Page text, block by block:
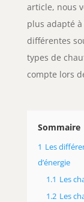
article, nous
plus adapté
différentes
types de
compte lors
Sommaire
1 Les
d’énergie
1.1 Les
1.2 Les